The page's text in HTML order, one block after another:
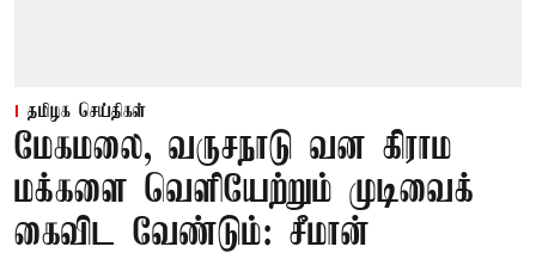
தமிழக செய்திகள்
மேகமலை, வருசநாடு வன கிராம
மக்களை வெளியேற்றும் முடிவைக்
கைவிட வேண்டும்: சீமான்